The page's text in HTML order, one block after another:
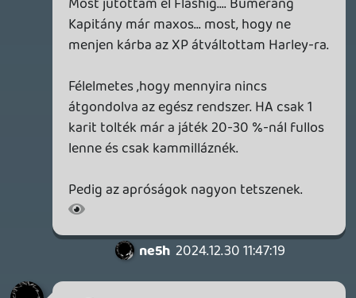
soliduss 2024.11.28 08:35:16 #1zpr3
hypre train is stopped ... 😃
2024.11.27 11:10:03
soliduss 2024.11.28 08:34:33 #1zpr2
nekem is ő lesz a main... majd utána
gyere be.
Van cross coop? Mert akkor tolhatnánk.
2024.11.27 11:40:45
Ra1D3n